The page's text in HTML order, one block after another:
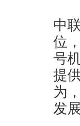
此
中
位
号
提
为
发